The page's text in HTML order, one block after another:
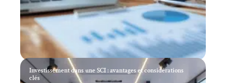
Investissement dans une SCI : avantages et considérations
clés